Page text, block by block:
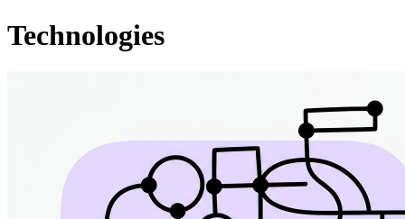
Technologies